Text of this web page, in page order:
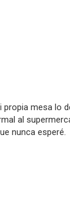
propia mesa lo
al
nunca esperé.